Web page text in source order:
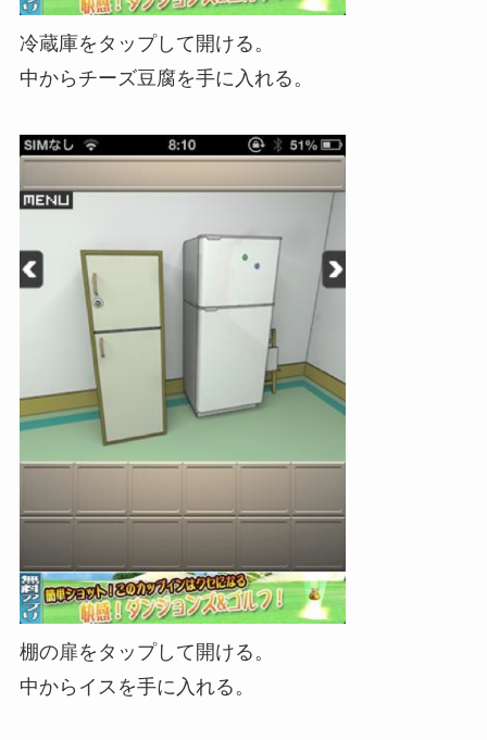
冷蔵庫をタップして開ける。
中からチーズ豆腐を手に入れる。
棚の扉をタップして開ける。
中からイスを手に入れる。